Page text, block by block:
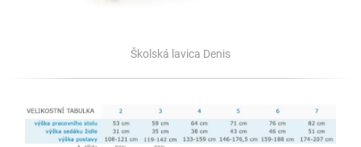
Školská lavica Denis